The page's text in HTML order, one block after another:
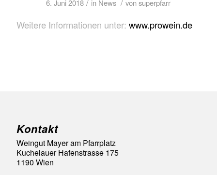
6. Juni 2018 / in News / vonsuperpfarr
Weitere Informationen unter: www.prowein.de
Kontakt
Weingut Mayer am Pfarrplatz
Kuchelauer Hafenstrasse 175
1190 Wien